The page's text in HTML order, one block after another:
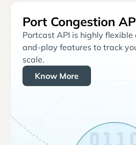
Port Congestion
Portcast API is highly
and-play features to track
scale.
Know More